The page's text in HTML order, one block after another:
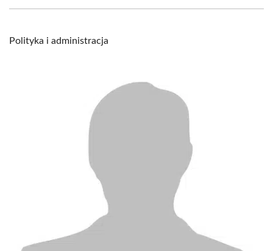
Polityka i administracja